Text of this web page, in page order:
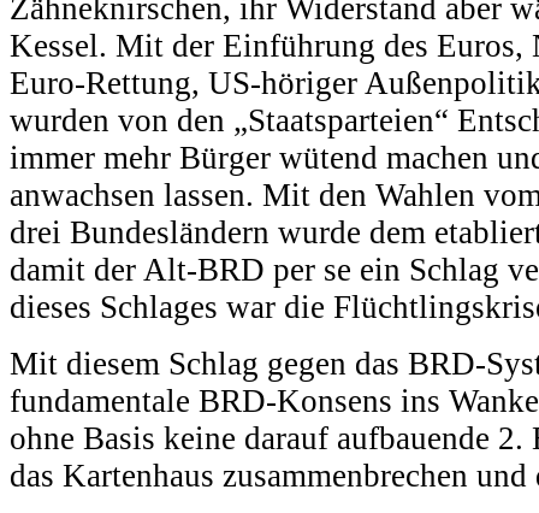
Zähneknirschen, ihr Widerstand aber
Kessel. Mit der Einführung des Euros,
Euro-Rettung, US-höriger
wurden von den „Staatsparteien“
immer mehr Bürger wütend machen
anwachsen lassen. Mit den Wahlen
drei Bundesländern wurde dem
damit der Alt-BRD per se ein Schlag
dieses Schlages war die
Mit diesem Schlag gegen das BRD-
fundamentale BRD-Konsens ins
ohne Basis keine darauf aufbauende
das Kartenhaus zusammenbrechen